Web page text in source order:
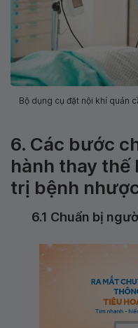
Bộ dụng cụ đặt nội khí quản
6. Các bước
hành thay
trị bệnh
6.1 Chuẩn bị